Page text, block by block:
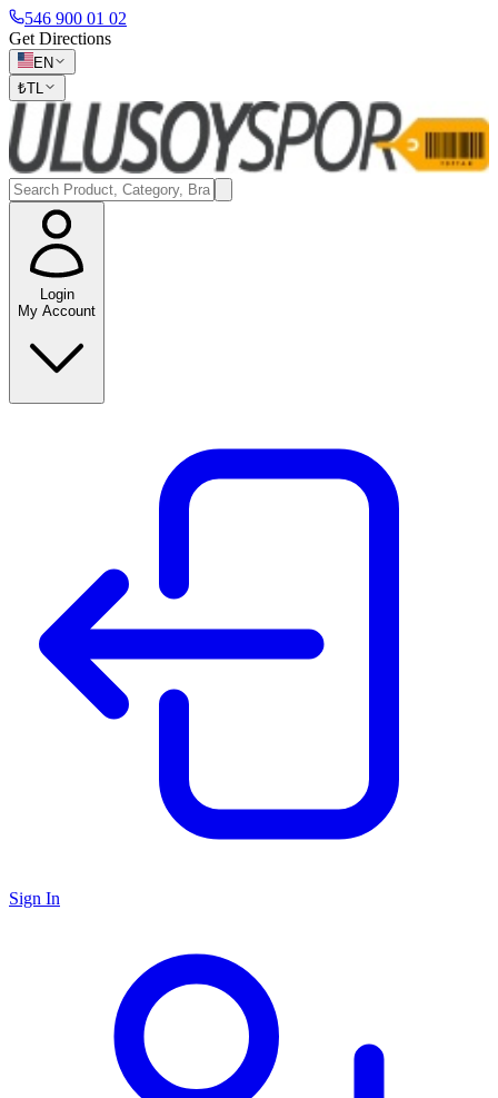
546 900 01 02
Get Directions
EN
₺TL
Login
My Account
Sign In